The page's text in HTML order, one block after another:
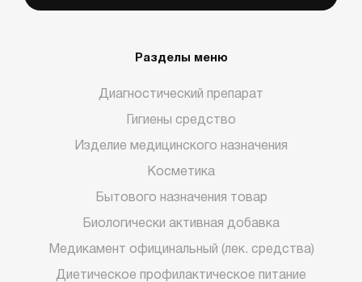
Разделы меню
Диагностический препарат
Гигиены средство
Изделие медицинского назначения
Косметика
Бытового назначения товар
Биологически активная добавка
Медикамент официнальный (лек. средства)
Диетическое профилактическое питание